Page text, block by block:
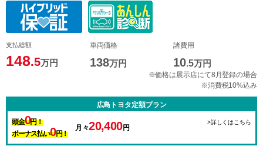
支払総額
148.5万円
車両価格
138万円
諸費用
10.5万円
※価格は展示店にて8月登録の場合
※消費税10%込み
広島トヨタ定額プラン
頭金0円！
ボーナス払い0円！
月々20,400円
>詳しくはこちら